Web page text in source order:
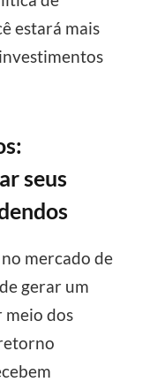
estará mais
seus
mercado de
gerar um
meio dos